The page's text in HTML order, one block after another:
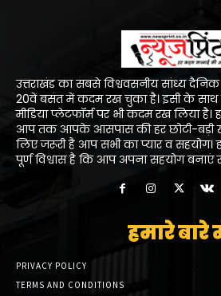
उत्तराखंड का सबसे विश्ववसनीय सांध्य
20वें बसंत में कदम रख चुका है। इसी के साथ
मीडिया प्लेटफॉर्म पर भी कदम रख लिया
आप तक आपके आसपास की हर छोटी-बड़ी
लिए जरूरी है आप सभी का प्यार व सहयोग।
पूर्ण विश्वास है कि आप अपना सहयोग बनाएं
हमारे बारे
PRIVACY POLICY
TERMS AND CONDITIONS